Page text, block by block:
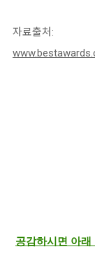
자료
공감하시면 아